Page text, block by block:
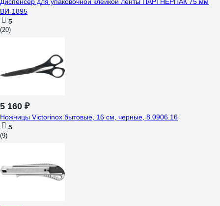
ВИ-1895
5
(20)
5 160 ₽
Ножницы Victorinox бытовые, 16 см, черные, 8.0906.16
5
(9)